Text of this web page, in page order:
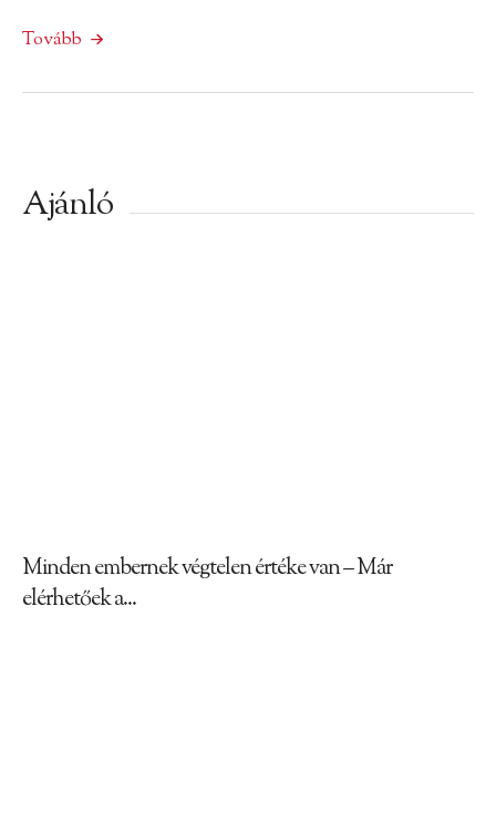
Tovább
Ajánló
Minden embernek végtelen értéke van – Már
elérhetőek a...